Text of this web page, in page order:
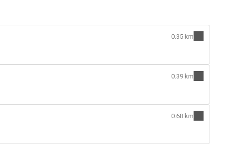
0.35 km
0.39 km
0.68 km